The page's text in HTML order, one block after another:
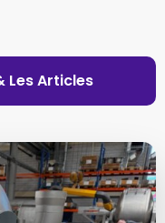
Les Articles